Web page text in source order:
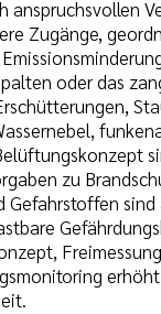
anspruchsvollen
Zugänge,
oder das
zu
Gefahrstoffen